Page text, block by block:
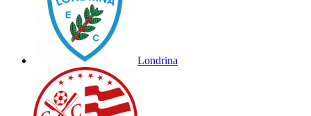
Londrina